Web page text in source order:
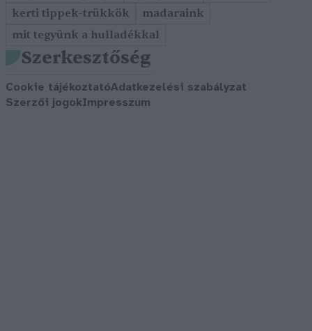
kerti tippek-trükkök
madaraink
mit tegyünk a hulladékkal
Szerkesztőség
Cookie tájékoztatóAdatkezelési szabályzat
Szerzői jogokImpresszum